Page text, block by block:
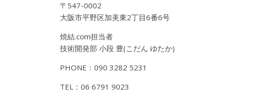
〒547-0002
大阪市平野区加美東2丁目6番6号
焼結.com担当者
技術開発部 小段 豊(こだん ゆたか)
PHONE：090 3282 5231
TEL：06 6791 9023